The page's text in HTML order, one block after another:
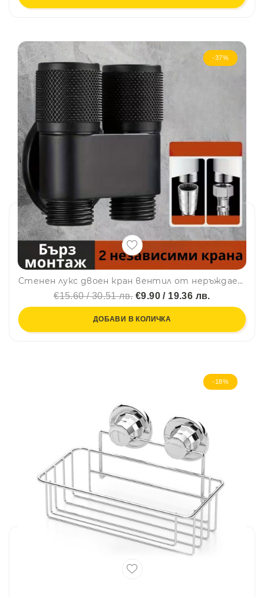
-37%
Стенен лукс двоен кран вентил от неръждаема стомана за биде, душче, за банята и кухнята 1/2" × 1/2" × 1/2", ГРАФИТ
€15.60 / 30.51 лв.€9.90 / 19.36 лв.
ДОБАВИ В КОЛИЧКА
-18%